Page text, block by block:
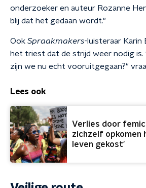
onderzoeker en auteur Rozanne
blij dat het gedaan wordt."
Ook Spraakmakers-luisteraar Karin
het triest dat de strijd weer nodig is.
zijn we nu echt vooruitgegaan?"
Lees ook
Verlies door
zichzelf opkomen
leven gekost'